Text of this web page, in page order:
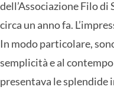
dell’Associazione Filo di
circa un anno fa.
In modo particolare,
semplicità e al
presentava le splendide